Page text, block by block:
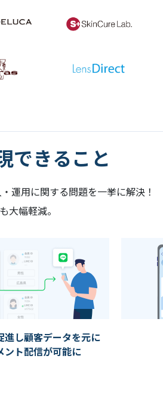
できること
運用に関する問題を一挙に解決！
大幅軽減。
進し顧客データを元に
ント配信が可能に